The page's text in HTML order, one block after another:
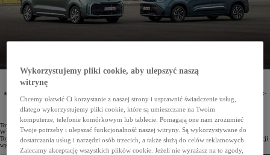
Od stycznia do sierpnia 2024 roku w Polsce zarejestrowano już 7829 pojazdów z linii Toyota
Professional, co stanowi wzrost 7,6% względem ubiegłego roku. Wśród 10 najczęściej wybieranych
samochodów użytkowych znajdują się modele PROACE CITY i PROACE, z kolei w segmencie pick-
upów 33,8% udziału przypada Toyocie Hilux.
Toyota Professional odnotowuje dynamiczny wzrost sprzedaży w 2024 roku, osiągając znakomite wyniki.
W pierwszych ośmiu miesiącach roku zarejestrowano w Polsce 7829 pojazdów dostawczych i osobowych
Toyota Professional, co oznacza wzrost o 7,6% rok do roku. W samym tylko sierpniu liczba nowych rejestracji
wyniosła 918 aut.
Wykorzystujemy pliki cookie, aby ulepszyć naszą
witrynę
Chcemy ułatwić Ci korzystanie z naszej strony i usprawnić świadczenie usług,
dlatego wykorzystujemy pliki cookie, które są umieszczane na Twoim
komputerze, telefonie komórkowym lub tablecie. Pomagają one nam zrozumieć
Twoje potrzeby i ulepszać funkcjonalność naszej witryny. Są wykorzystywane do
dostarczania usług i narzędzi osób trzecich, a także służą do celów reklamowych.
Zalecamy akceptację wszystkich plików cookie. Jeżeli nie wyrażasz na to zgody,